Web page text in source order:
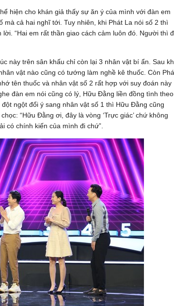
hiện cho khán giả thấy sự ăn ý của mình với đàn em
cả hai nghĩ tới. Tuy nhiên, khi Phát La nói số 2 thì
“Hai em rất thần giao cách cảm luôn đó. Người thì
này trên sân khấu chỉ còn lại 3 nhân vật bí ẩn. Sau
vật nào cũng có tướng làm nghề kê thuốc. Còn
tên thuốc và nhân vật số 2 rất hợp với suy đoán này
đàn em nói cũng có lý, Hữu Đằng liền đồng tình theo
ngột đổi ý sang nhân vật số 1 thì Hữu Đằng cũng
“Hữu Đằng ơi, đây là vòng ‘Trực giác’ chứ không
có chính kiến của mình đi chứ”.